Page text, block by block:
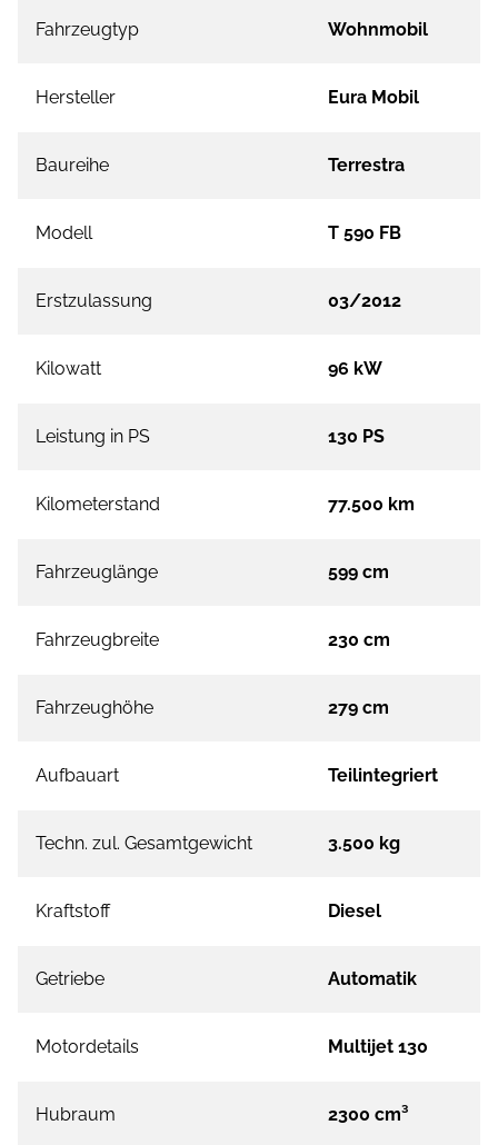
Fahrzeugtyp Wohnmobil
Hersteller Eura Mobil
Baureihe Terrestra
Modell T 590 FB
Erstzulassung 03/2012
Kilowatt 96 kW
Leistung in PS 130 PS
Kilometerstand 77.500 km
Fahrzeuglänge 599 cm
Fahrzeugbreite 230 cm
Fahrzeughöhe 279 cm
Aufbauart Teilintegriert
Techn. zul. Gesamtgewicht 3.500 kg
Kraftstoff Diesel
Getriebe Automatik
Motordetails Multijet 130
Hubraum 2300 cm³